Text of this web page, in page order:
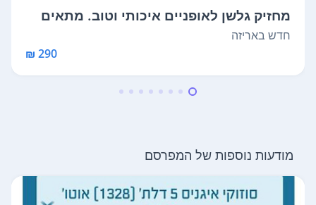
מחזיק גלשן לאופניים איכותי וטוב. מתאים
ל...
חדש באריזה
290 ₪
מודעות נוספות של המפרסם